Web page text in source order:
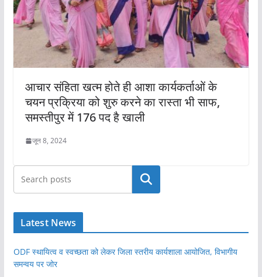
आचार संहिता खत्म होते ही आशा कार्यकर्ताओं के
चयन प्रक्रिया को शुरु करने का रास्ता भी साफ,
समस्तीपुर में 176 पद है खाली
जून 8, 2024
खोजें
Latest News
ODF स्थायित्व व स्वच्छता को लेकर जिला स्तरीय कार्यशाला आयोजित, विभागीय
समन्वय पर जोर